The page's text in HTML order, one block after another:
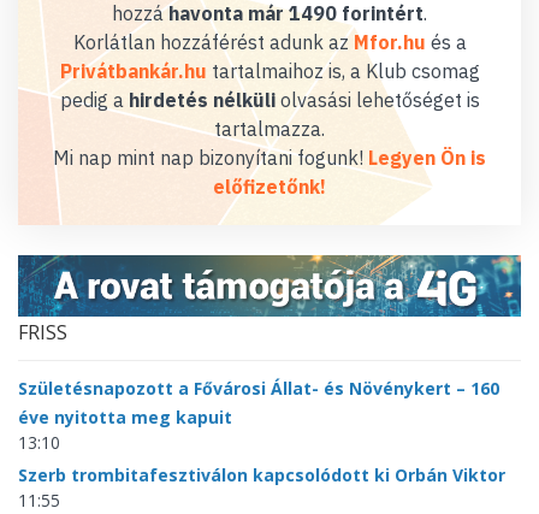
hozzáhavonta már 1490 forintért.
Korlátlan hozzáférést adunk az Mfor.hu és a
Privátbankár.hu tartalmaihoz is, a Klub csomag
pedig a hirdetés nélküliolvasási lehetőséget is
tartalmazza.
Mi nap mint nap bizonyítani fogunk! Legyen Ön is
előfizetőnk!
FRISS
Születésnapozott a Fővárosi Állat- és Növénykert – 160
éve nyitotta meg kapuit
13:10
Szerb trombitafesztiválon kapcsolódott ki Orbán Viktor
11:55